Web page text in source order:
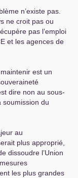
n’existe pas.
ne croit pas ou
pas l’emploi
et les agences de
maintenir est un
dire non au sous-
soumission du
au
plus approprié,
dissoudre l’Union
les plus grandes